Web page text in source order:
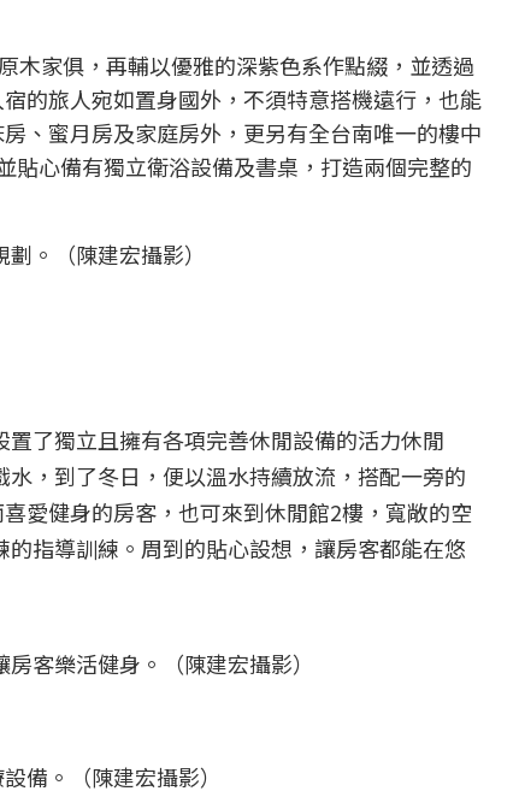
木家俱，再輔以優雅的深紫色系作點綴，並透過
的旅人宛如置身國外，不須特意搭機遠行，也能
、蜜月房及家庭房外，更另有全台南唯一的樓中
心備有獨立衛浴設備及書桌，打造兩個完整的
。（陳建宏攝影）
了獨立且擁有各項完善休閒設備的活力休閒
，到了冬日，便以溫水持續放流，搭配一旁的
愛健身的房客，也可來到休閒館2樓，寬敞的空
指導訓練。周到的貼心設想，讓房客都能在悠
客樂活健身。（陳建宏攝影）
備。（陳建宏攝影）